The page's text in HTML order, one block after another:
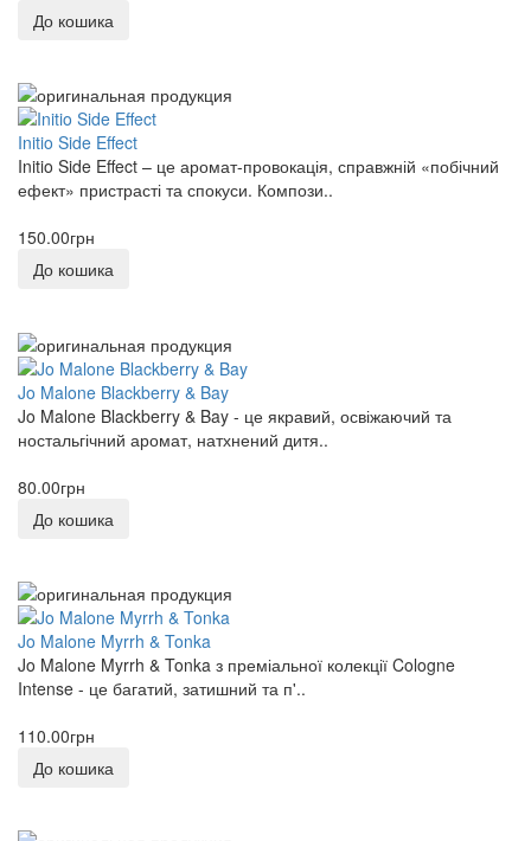
0
0
Hermes
0
Hormone Paris
Jo Malone
0
0
Kilian
0
LA SULTANE DE SABA
0
Lacoste
До кошика
Initio Side Effect
Initio Side Effect – це аромат-провокація, справжній «побічний
ефект» пристрасті та спокуси. Компози..
150.00грн
До кошика
Jo Malone Blackberry & Bay
Jo Malone Blackberry & Bay - це якравий, освіжаючий та
ностальгічний аромат, натхнений дитя..
80.00грн
До кошика
Jo Malone Myrrh & Tonka
Jo Malone Myrrh & Tonka з преміальної колекції Cologne
Intense - це багатий, затишний та п'..
110.00грн
До кошика